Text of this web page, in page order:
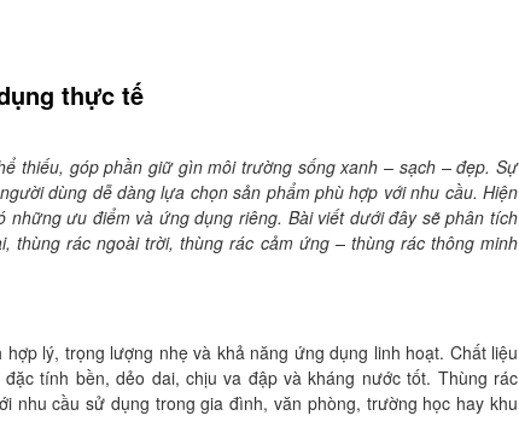
thực tế
thiếu, góp phần giữ gìn môi trường sống xanh – sạch – đẹp. Sự
dùng dễ dàng lựa chọn sản phẩm phù hợp với nhu cầu. Hiện
ưu điểm và ứng dụng riêng. Bài viết dưới đây sẽ phân tích
thùng rác ngoài trời, thùng rác cảm ứng – thùng rác thông minh
lý, trọng lượng nhẹ và khả năng ứng dụng linh hoạt. Chất liệu
tính bền, dẻo dai, chịu va đập và kháng nước tốt. Thùng rác
cầu sử dụng trong gia đình, văn phòng, trường học hay khu